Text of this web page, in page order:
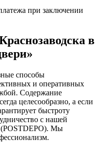
при заключении
в
способы
и оперативных
Содержание
целесообразно, а если
быстроту
с нашей
Мы